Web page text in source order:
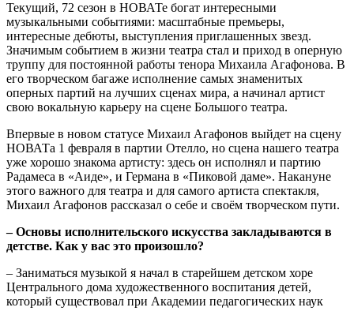
Текущий, 72 сезон в НОВАТе богат интересными
музыкальными событиями: масштабные премьеры,
интересные дебюты, выступления приглашенных звезд.
Значимым событием в жизни театра стал и приход в оперную
труппу для постоянной работы тенора Михаила Агафонова. В
его творческом багаже исполнение самых знаменитых
оперных партий на лучших сценах мира, а начинал артист
свою вокальную карьеру на сцене Большого театра.
Впервые в новом статусе Михаил Агафонов выйдет на сцену
НОВАТа 1 февраля в партии Отелло, но сцена нашего театра
уже хорошо знакома артисту: здесь он исполнял и партию
Радамеса в «Аиде», и Германа в «Пиковой даме». Накануне
этого важного для театра и для самого артиста спектакля,
Михаил Агафонов рассказал о себе и своём творческом пути.
– Основы исполнительского искусства закладываются в
детстве. Как у вас это произошло?
– Заниматься музыкой я начал в старейшем детском хоре
Центрального дома художественного воспитания детей,
который существовал при Академии педагогических наук